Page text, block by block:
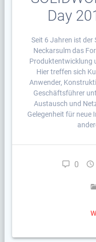
Day
Seit 6 Jahren ist der
Neckarsulm das
Produktentwicklung
Hier treffen sich
Anwender,
Geschäftsführer
Austausch und
Gelegenheit für neue
0